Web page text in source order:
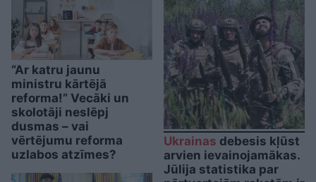
“Ar katru jaunu
ministru kārtējā
reforma!” Vecāki un
skolotāji neslēpj
dusmas – vai
vērtējumu reforma
uzlabos atzīmes?
Ukrainas debesis kļūst
arvien ievainojamākas.
Jūlija statistika par